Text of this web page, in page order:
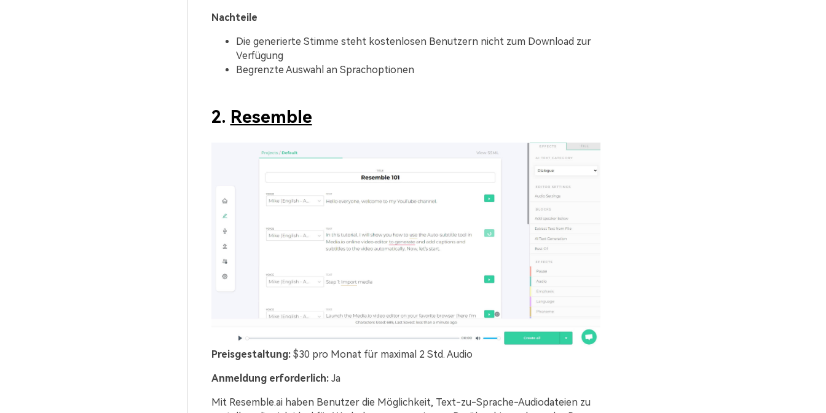
Nachteile
Die generierte Stimme steht kostenlosen Benutzern nicht zum Download zur
Verfügung
Begrenzte Auswahl an Sprachoptionen
2. Resemble
Preisgestaltung: $30 pro Monat für maximal 2 Std. Audio
Anmeldung erforderlich:Ja
Mit Resemble.ai haben Benutzer die Möglichkeit, Text-zu-Sprache-Audiodateien zu